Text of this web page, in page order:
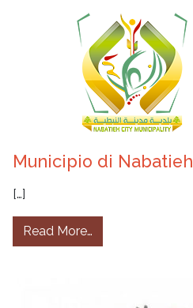
Municipio di Nabatieh
[…]
Read More…